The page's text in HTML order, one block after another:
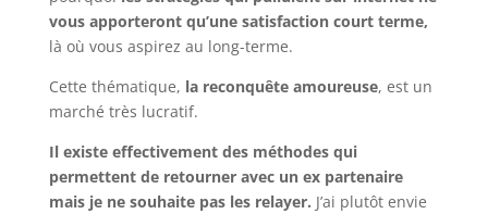
vous apporteront qu’une satisfaction court terme,
là où vous aspirez au long-terme.
Cette thématique, la reconquête amoureuse, est un
marché très lucratif.
Il existe effectivement des méthodes qui
permettent de retourner avec un ex partenaire
mais je ne souhaite pas les relayer. J’ai plutôt envie